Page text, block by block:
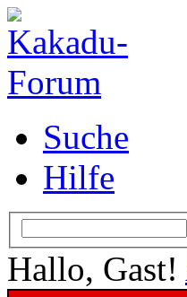
Suche
Hilfe
Hallo, Gast!